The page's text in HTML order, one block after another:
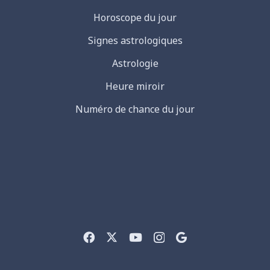
Horoscope du jour
Signes astrologiques
Astrologie
Heure miroir
Numéro de chance du jour